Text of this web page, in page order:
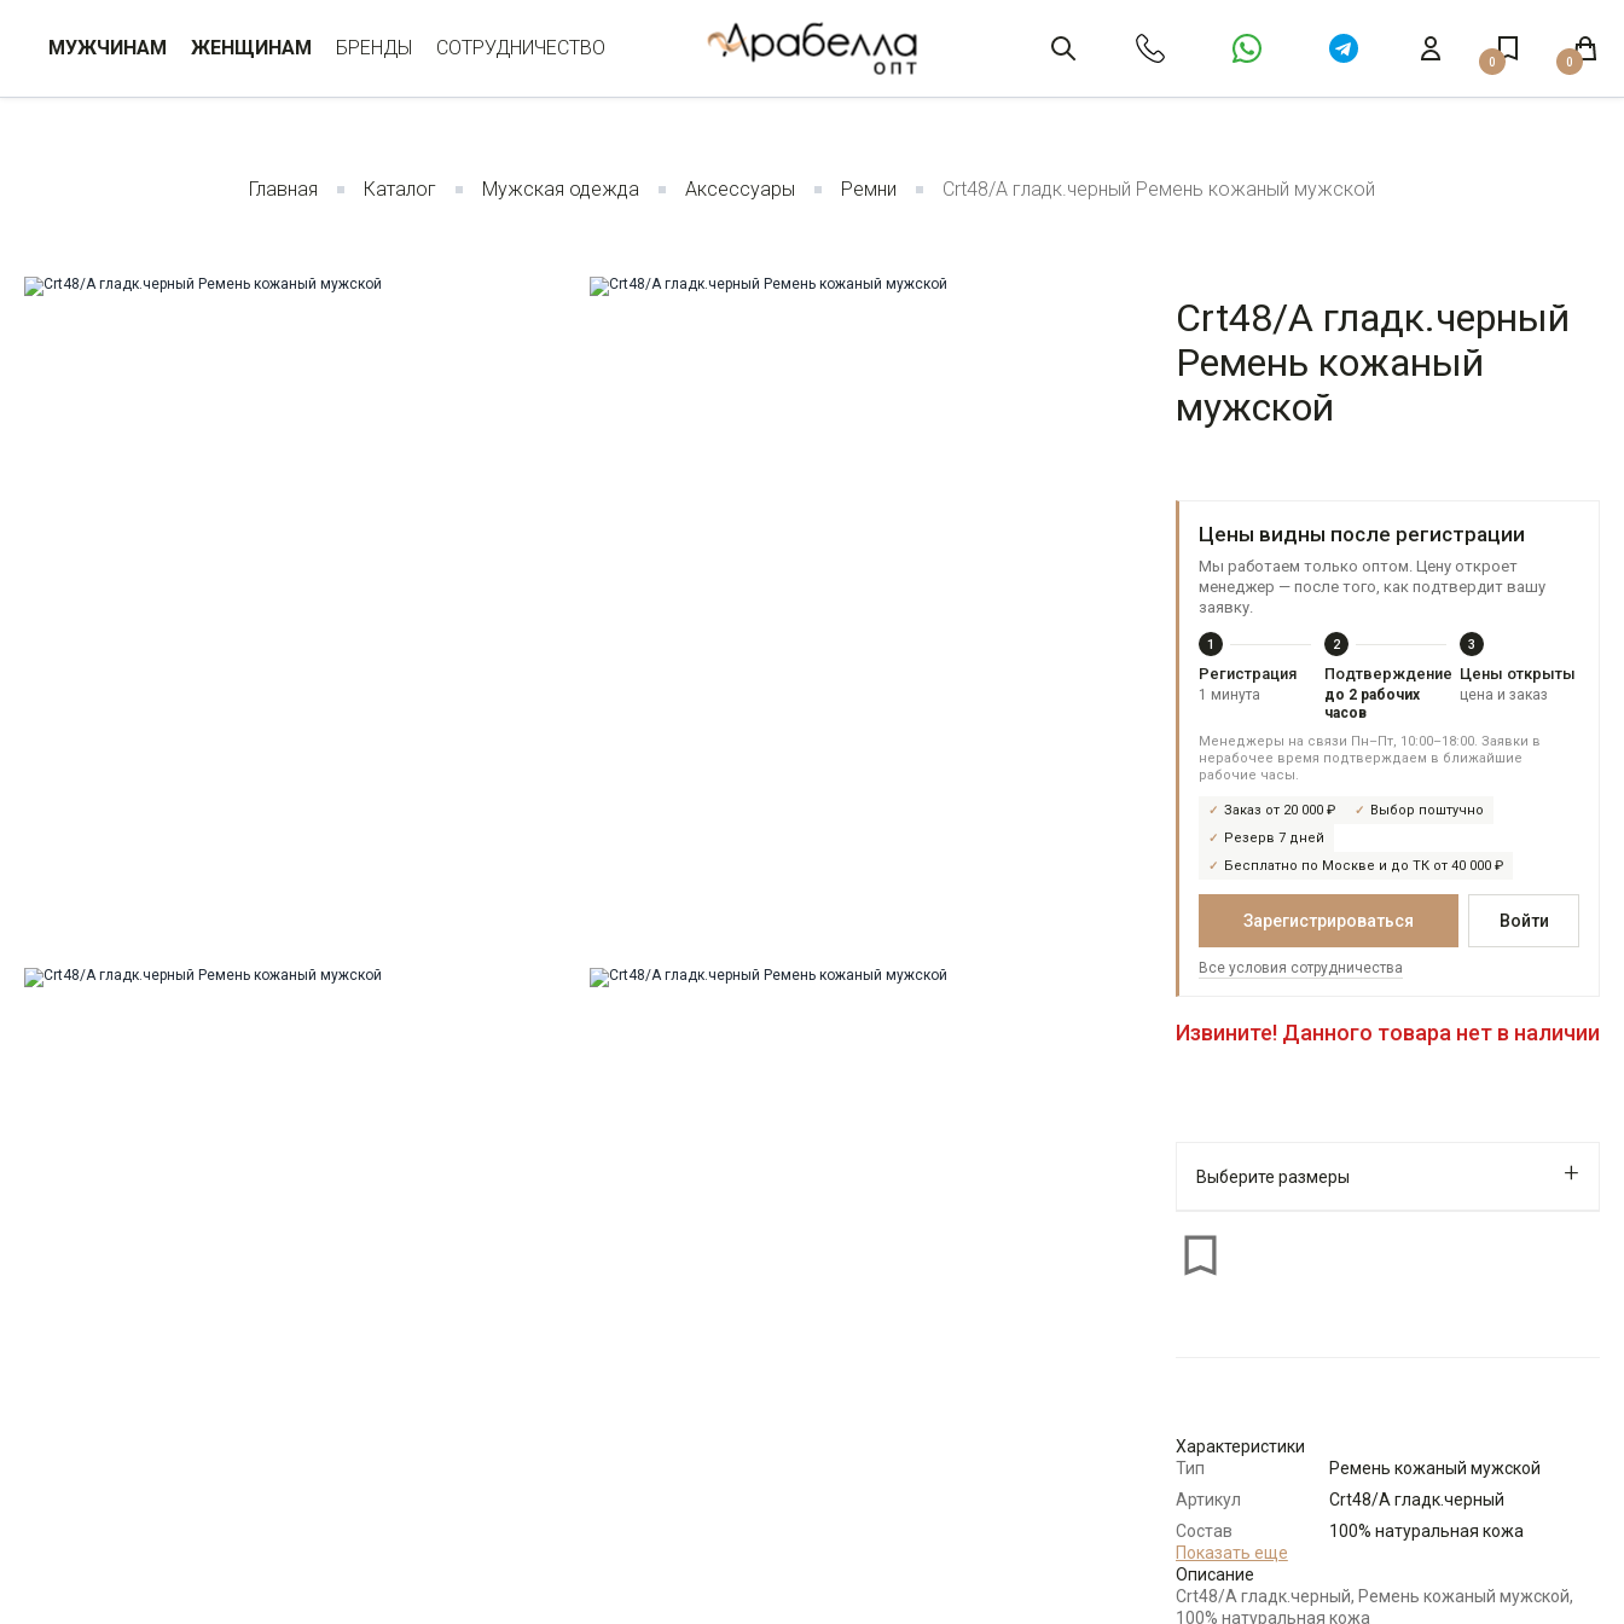
МУЖЧИНАМ ЖЕНЩИНАМ БРЕНДЫ СОТРУДНИЧЕСТВО
0 0
Главная Каталог Мужская одежда Аксессуары Ремни Crt48/A гладк.черный Ремень кожаный мужской
Crt48/A гладк.черный
Ремень кожаный
мужской
Цены видны после регистрации
Мы работаем только оптом. Цену откроет
менеджер — после того, как подтвердит вашу
заявку.
1
Регистрация
1 минута
2
Подтверждение
до 2 рабочих
часов
3
Цены открыты
цена и заказ
Менеджеры на связи Пн–Пт, 10:00–18:00. Заявки в
нерабочее время подтверждаем в ближайшие
рабочие часы.
Заказ от 20 000 ₽
Выбор поштучно
Резерв 7 дней
Бесплатно по Москве и до ТК от 40 000 ₽
Зарегистрироваться Войти
Все условия сотрудничества
Извините! Данного товара нет в наличии
Выберите размеры
- + 19
115
Характеристики
Тип
Ремень кожаный мужской
Артикул
Crt48/A гладк.черный
Состав
сырья
100% натуральная кожа
Бренд
Модель
Ремни:Пряжка-автомат
Показать еще
Описание
Crt48/A гладк.черный, Ремень кожаный мужской,
100% натуральная кожа